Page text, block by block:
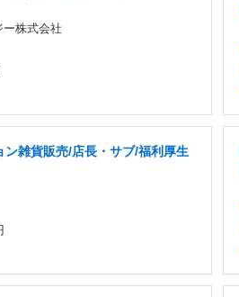
株式会社
雑貨販売/店長・サブ/福利厚生